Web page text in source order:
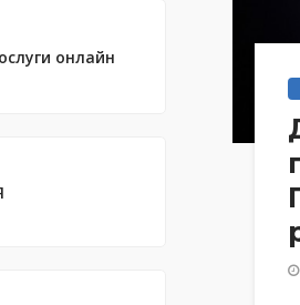
онлайн